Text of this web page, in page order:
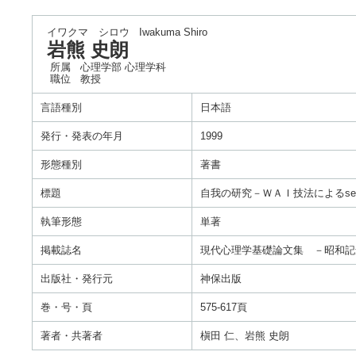
イワクマ シロウ Iwakuma Shiro
岩熊 史朗
所属
心理学部 心理学科
職位
教授
言語種別 日本語
発行・発表の年月 1999
形態種別 著書
標題 自我の研究－ＷＡＩ技法による
執筆形態 単著
掲載誌名 現代心理学基礎論文集 －昭和
出版社・発行元 神保出版
巻・号・頁 575-617頁
著者・共著者 槇田 仁、岩熊 史朗